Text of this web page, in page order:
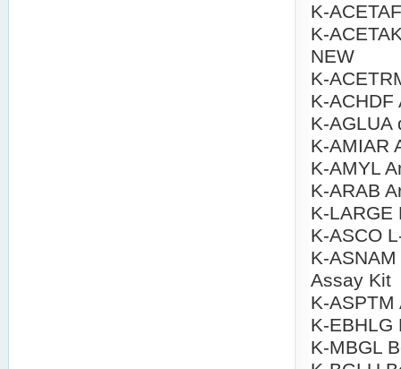
K-
K-
NEW
K-
K-
K-AGLUA
K-AMIAR
K-AMYL
K-ARAB
K-LARGE
K-ASCO
K-
Assay Kit
K-
K-EBHLG
K-MBGL